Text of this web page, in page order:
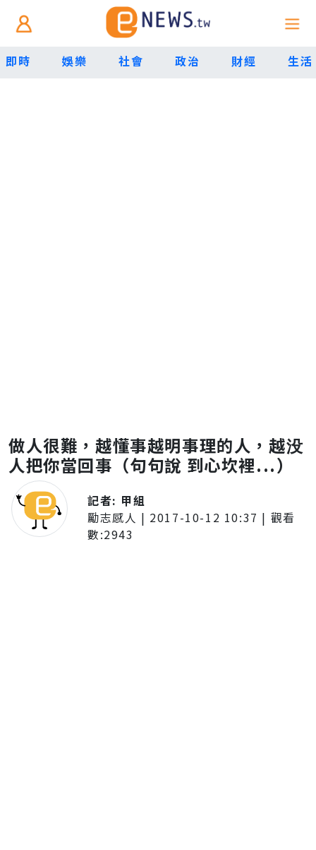
即時 娛樂 社會 政治 財經 生活
做人很難，越懂事越明事理的人，越没
人把你當回事（句句說 到心坎裡...）
記者: 甲組
勵志感人 | 2017-10-12 10:37 | 觀看
數:2943